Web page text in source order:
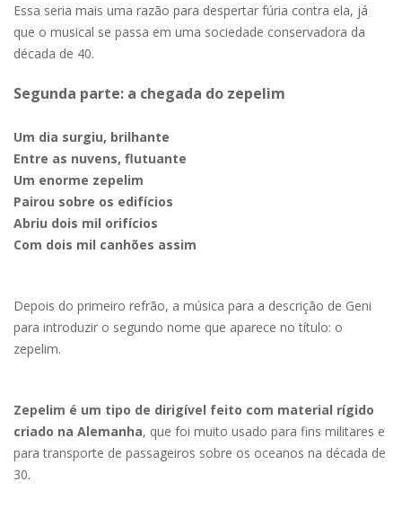
Essa seria mais uma razão para despertar fúria contra ela, já
que o musical se passa em uma sociedade conservadora da
década de 40.
Segunda parte: a chegada do zepelim
Um dia surgiu, brilhante
Entre as nuvens, flutuante
Um enorme zepelim
Pairou sobre os edifícios
Abriu dois mil orifícios
Com dois mil canhões assim
Depois do primeiro refrão, a música para a descrição de Geni
para introduzir o segundo nome que aparece no título: o
zepelim.
Zepelim é um tipo de dirigível feito com material rígido
criado na Alemanha, que foi muito usado para fins militares e
para transporte de passageiros sobre os oceanos na década de
30.